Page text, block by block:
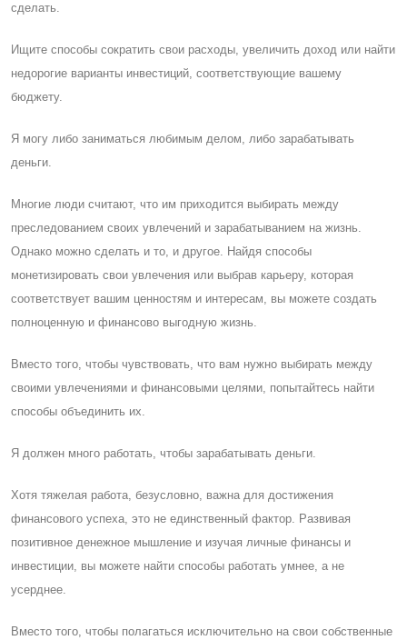
сделать.
Ищите способы сократить свои расходы, увеличить доход или найти
недорогие варианты инвестиций, соответствующие вашему
бюджету.
Я могу либо заниматься любимым делом, либо зарабатывать
деньги.
Многие люди считают, что им приходится выбирать между
преследованием своих увлечений и зарабатыванием на жизнь.
Однако можно сделать и то, и другое. Найдя способы
монетизировать свои увлечения или выбрав карьеру, которая
соответствует вашим ценностям и интересам, вы можете создать
полноценную и финансово выгодную жизнь.
Вместо того, чтобы чувствовать, что вам нужно выбирать между
своими увлечениями и финансовыми целями, попытайтесь найти
способы объединить их.
Я должен много работать, чтобы зарабатывать деньги.
Хотя тяжелая работа, безусловно, важна для достижения
финансового успеха, это не единственный фактор. Развивая
позитивное денежное мышление и изучая личные финансы и
инвестиции, вы можете найти способы работать умнее, а не
усерднее.
Вместо того, чтобы полагаться исключительно на свои собственные